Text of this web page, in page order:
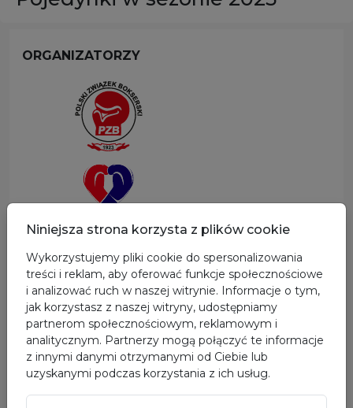
ORGANIZATORZY
SPONSOR GŁÓWNY
Niniejsza strona korzysta z plików cookie
Wykorzystujemy pliki cookie do spersonalizowania
treści i reklam, aby oferować funkcje społecznościowe
i analizować ruch w naszej witrynie. Informacje o tym,
jak korzystasz z naszej witryny, udostępniamy
partnerom społecznościowym, reklamowym i
analitycznym. Partnerzy mogą połączyć te informacje
z innymi danymi otrzymanymi od Ciebie lub
uzyskanymi podczas korzystania z ich usług.